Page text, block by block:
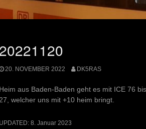
20221120
20. NOVEMBER 2022 DK5RAS
Heim aus Baden-Baden geht es mit ICE 76
27, welcher uns mit +10 heim bringt.
UPDATED: 8. Januar 2023